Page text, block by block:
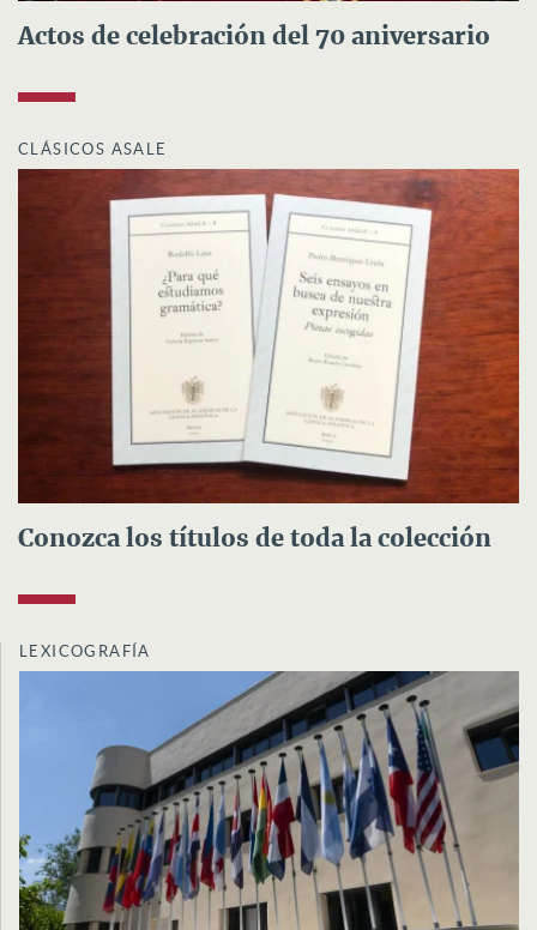
Actos de celebración del 70 aniversario
CLÁSICOS ASALE
Conozca los títulos de toda la colección
LEXICOGRAFÍA